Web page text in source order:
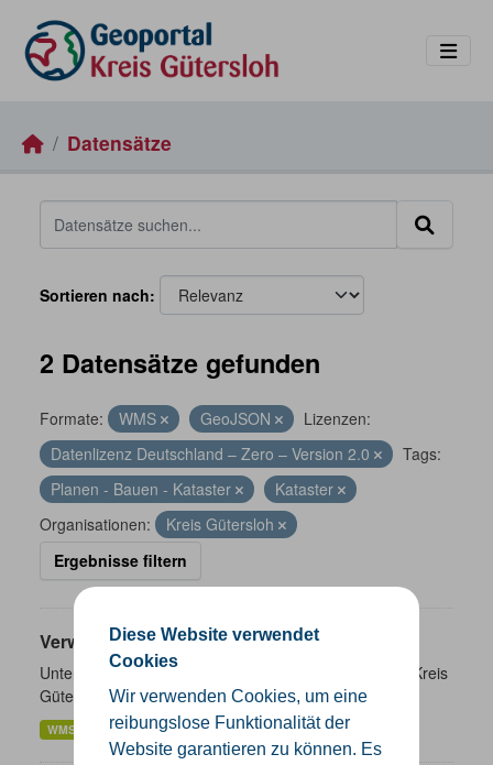
Diese Website verwendet
Cookies
Wir verwenden Cookies, um eine
reibungslose Funktionalität der
Website garantieren zu können. Es
Datensätze
Sortieren nach
2 Datensätze gefunden
Formate: WMS GeoJSON
Lizenzen:
Datenlizenz Deutschland – Zero – Version 2.0
Tags:
Planen - Bauen - Kataster
Kataster
Organisationen:
Kreis Gütersloh
Ergebnisse filtern
Verwaltungsgrenzen
Unterschiedliche Ebenen der Verwaltungsgrenzen im Kreis
Gütersloh
WMS SHP GeoJSON KML